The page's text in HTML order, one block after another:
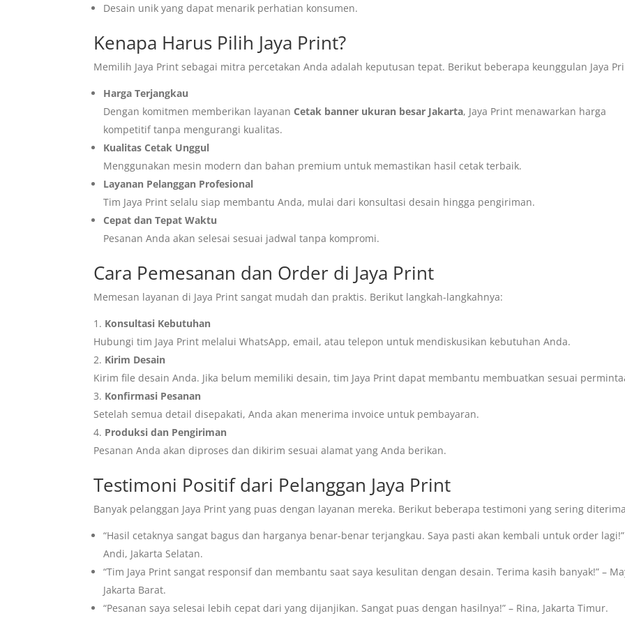
Desain unik yang dapat menarik perhatian konsumen.
Kenapa Harus Pilih Jaya Print?
Memilih Jaya Print sebagai mitra percetakan Anda adalah keputusan tepat. Berikut beberapa keunggulan Jaya
Harga Terjangkau
Dengan komitmen memberikan layanan Cetak banner ukuran besar Jakarta, Jaya Print menawarkan harga
kompetitif tanpa mengurangi kualitas.
Kualitas Cetak Unggul
Menggunakan mesin modern dan bahan premium untuk memastikan hasil cetak terbaik.
Layanan Pelanggan Profesional
Tim Jaya Print selalu siap membantu Anda, mulai dari konsultasi desain hingga pengiriman.
Cepat dan Tepat Waktu
Pesanan Anda akan selesai sesuai jadwal tanpa kompromi.
Cara Pemesanan dan Order di Jaya Print
Memesan layanan di Jaya Print sangat mudah dan praktis. Berikut langkah-langkahnya:
Konsultasi Kebutuhan
Hubungi tim Jaya Print melalui WhatsApp, email, atau telepon untuk mendiskusikan kebutuhan Anda.
Kirim Desain
Kirim file desain Anda. Jika belum memiliki desain, tim Jaya Print dapat membantu membuatkan sesuai
Konfirmasi Pesanan
Setelah semua detail disepakati, Anda akan menerima invoice untuk pembayaran.
Produksi dan Pengiriman
Pesanan Anda akan diproses dan dikirim sesuai alamat yang Anda berikan.
Testimoni Positif dari Pelanggan Jaya Print
Banyak pelanggan Jaya Print yang puas dengan layanan mereka. Berikut beberapa testimoni yang sering
“Hasil cetaknya sangat bagus dan harganya benar-benar terjangkau. Saya pasti akan kembali untuk order
Andi, Jakarta Selatan.
“Tim Jaya Print sangat responsif dan membantu saat saya kesulitan dengan desain. Terima kasih banyak!” –
Jakarta Barat.
“Pesanan saya selesai lebih cepat dari yang dijanjikan. Sangat puas dengan hasilnya!” – Rina, Jakarta Timur.